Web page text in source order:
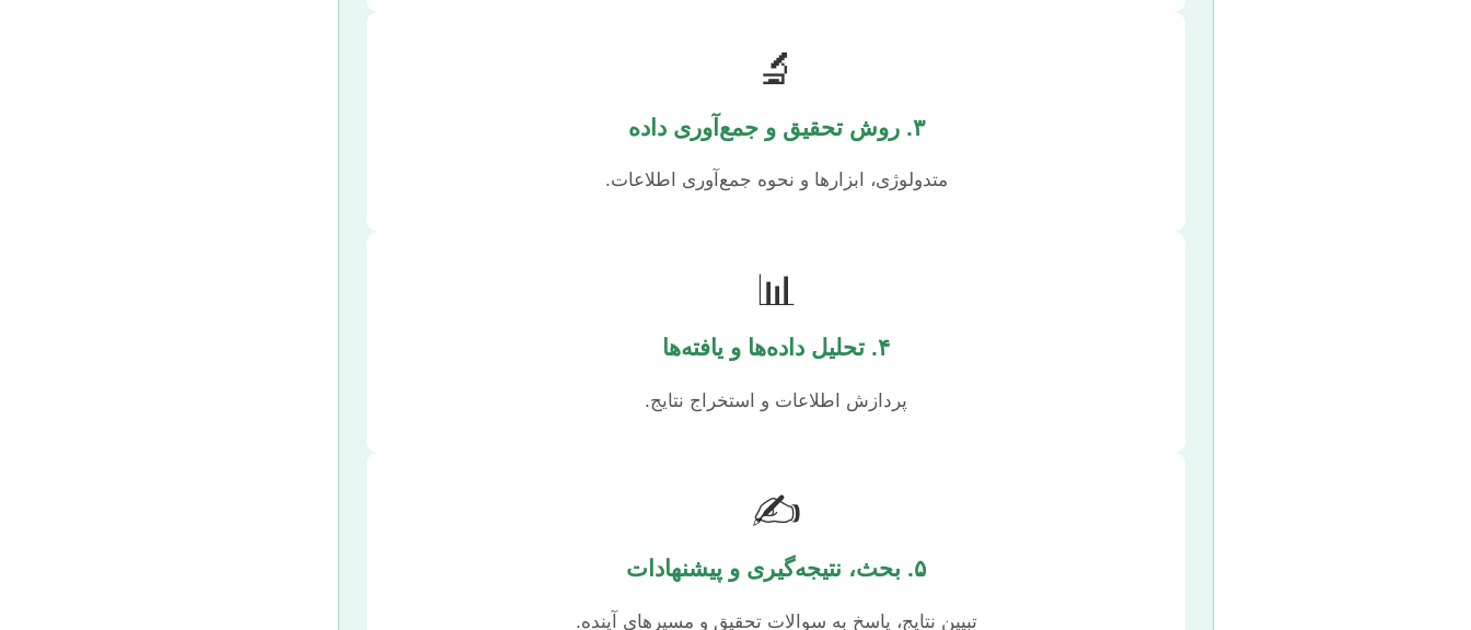
🔬
۳. روش تحقیق و جمع‌آوری داده
متدولوژی، ابزارها و نحوه جمع‌آوری اطلاعات.
📊
۴. تحلیل داده‌ها و یافته‌ها
پردازش اطلاعات و استخراج نتایج.
✍️
۵. بحث، نتیجه‌گیری و پیشنهادات
تبیین نتایج، پاسخ به سوالات تحقیق و مسیرهای آینده.